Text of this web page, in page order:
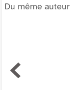
Du même auteur